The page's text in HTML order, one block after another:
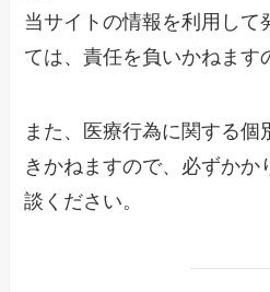
当サイトの情報を利用して
ては、責任を負いかねます
また、医療行為に関する
きかねますので、必ずかか
談ください。